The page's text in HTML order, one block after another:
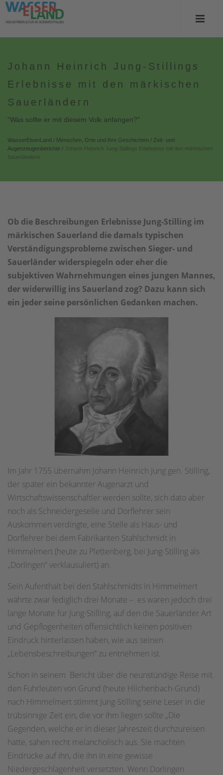
Johann Heinrich Jung-Stillings
Erlebnisse mit den märkischen
Sauerländern
"Was sollte er mit diesem Volk anfangen?"
WasserEisenLand / Menschen, Orte und ihre Geschichten / Zeit- und
Augenzeugenberichte / Johann Heinrich Jung-Stillings Erlebnisse mit den märkischen
Sauerländern
Ob die Beschreibungen Erlebnisse Jung-Stilling im
märkischen Sauerland die damals typischen
Verständigungsprobleme zwischen Sieger- und
Sauerländer widerspiegeln oder eher die
subjektiven Wahrnehmungen eines jungen Mannes,
der widerwillig ins Sauerland zog? Dazu kann sich
ein jeder seine persönlichen Gedanken machen.
Im Jahr 1755 übernahm Johann Heinrich Jung gen. Stilling,
der später ein bekannter Augenarzt und
Wirtschaftswissenschaftler werden sollte, sich dato aber
noch als Schneidergeselle und Dorflehrer sein
Auskommen verdingte, eine Stelle als Haus- und
Dorflehrer bei dem Fabrikanten Stahlschmidt in
Himmelmert (heute zu Plettenberg, bei Jung-Stilling als
„Dorlingen“ verklausuliert) an.
Sein Aufenthalt bei den Stahlschmidts in Himmelmert
währte zwar lediglich drei Monate – es waren jedoch drei
lange Monate für Jung-Stilling, auf den die Sauerländer Art
und Gepflogenheiten offensichtlich keinen positiven
Eindruck hinterlassen haben, wie aus seinen
„Lebensbeschreibungen“ zu entnehmen ist.
Schon in seinem Bericht über die neunstündige Reise mit
den Fuhrleuten von Grund (heute Hilchenbach-Grund)
nach Himmelmert stimmt Jung-Stilling seine Leser in die
trübsinnige Zeit ein, die vor ihm liegen sollte „Die
Gegenden, welche er in dieser Jahreszeit durchzureisen
hatte, sahen recht melancholisch aus. Sie machten
Eindrücke auf ihn, die ihn in eine gewisse
Niedergeschlagenheit versetzten. Wenn Dorlingen